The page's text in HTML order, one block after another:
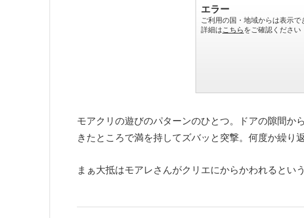
モアクリの遊びのパターンのひとつ。ドアの隙間か
きたところで満を持してズバッと突撃。何度か繰り
まぁ大抵はモアレさんがクリエにからかわれるとい